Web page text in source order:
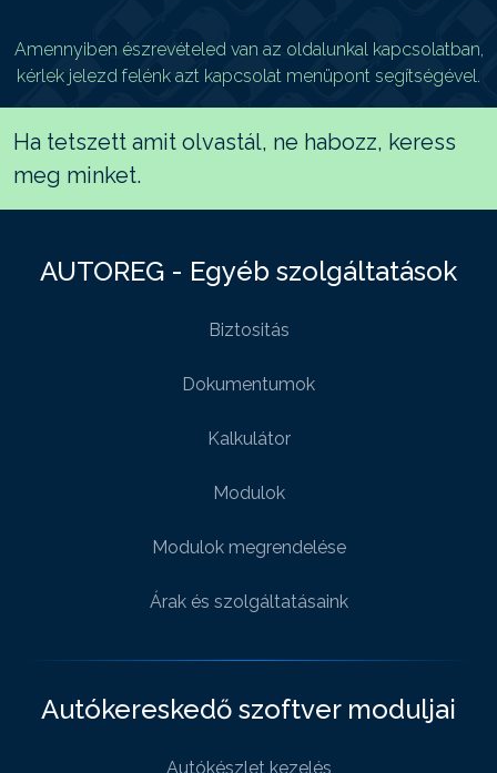
Amennyiben észrevételed van az oldalunkal kapcsolatban,
kérlek jelezd felénk azt kapcsolat menüpont segítségével.
Ha tetszett amit olvastál, ne habozz, keress
meg minket.
AUTOREG - Egyéb szolgáltatások
Biztositás
Dokumentumok
Kalkulátor
Modulok
Modulok megrendelése
Árak és szolgáltatásaink
Autókereskedő szoftver moduljai
Autókészlet kezelés